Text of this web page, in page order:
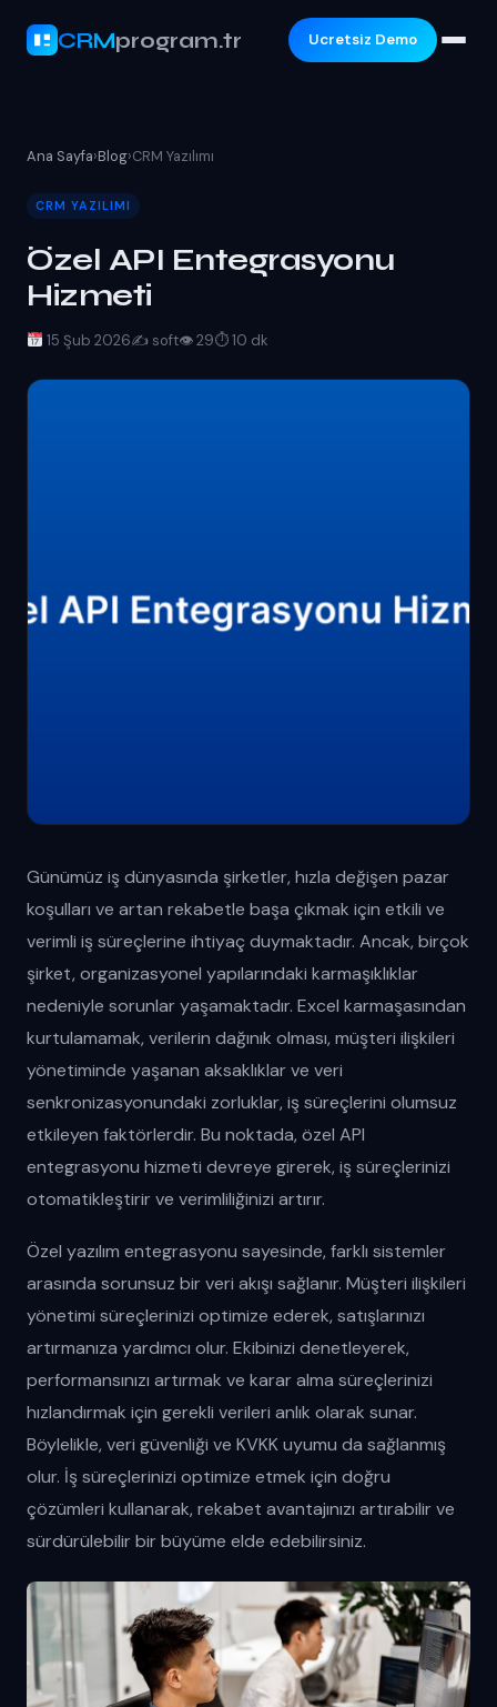
CRMprogram.tr Ucretsiz Demo
Ana Sayfa›Blog›CRM Yazılımı
CRM YAZILIMI
Özel API Entegrasyonu
Hizmeti
15 Şub 2026✍️ soft👁 29⏱ 10 dk
Günümüz iş dünyasında şirketler, hızla değişen pazar
koşulları ve artan rekabetle başa çıkmak için etkili ve
verimli iş süreçlerine ihtiyaç duymaktadır. Ancak, birçok
şirket, organizasyonel yapılarındaki karmaşıklıklar
nedeniyle sorunlar yaşamaktadır. Excel karmaşasından
kurtulamamak, verilerin dağınık olması, müşteri ilişkileri
yönetiminde yaşanan aksaklıklar ve veri
senkronizasyonundaki zorluklar, iş süreçlerini olumsuz
etkileyen faktörlerdir. Bu noktada, özel API
entegrasyonu hizmeti devreye girerek, iş süreçlerinizi
otomatikleştirir ve verimliliğinizi artırır.
Özel yazılım entegrasyonu sayesinde, farklı sistemler
arasında sorunsuz bir veri akışı sağlanır. Müşteri ilişkileri
yönetimi süreçlerinizi optimize ederek, satışlarınızı
artırmanıza yardımcı olur. Ekibinizi denetleyerek,
performansınızı artırmak ve karar alma süreçlerinizi
hızlandırmak için gerekli verileri anlık olarak sunar.
Böylelikle, veri güvenliği ve KVKK uyumu da sağlanmış
olur. İş süreçlerinizi optimize etmek için doğru
çözümleri kullanarak, rekabet avantajınızı artırabilir ve
sürdürülebilir bir büyüme elde edebilirsiniz.